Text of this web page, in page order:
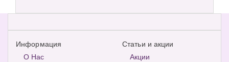
Информация
О Нас
Статьи и акции
Акции